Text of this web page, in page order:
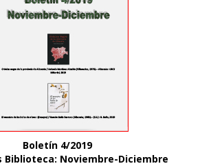
Boletín 4/2019
Biblioteca: Noviembre-Diciembre